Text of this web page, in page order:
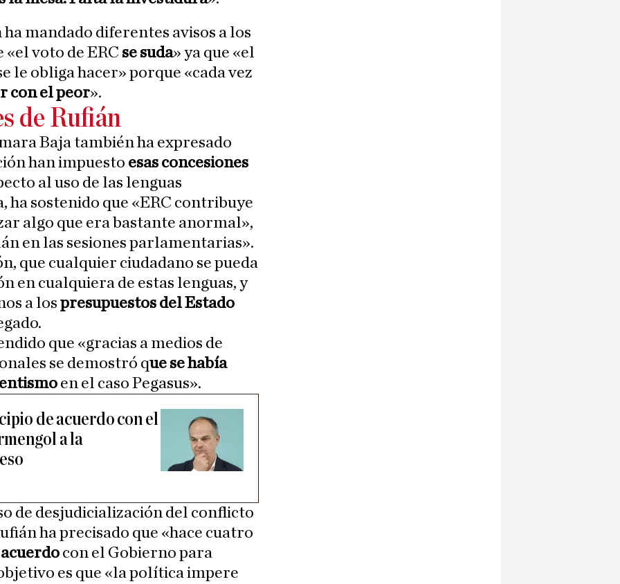
mandado diferentes avisos a los
voto de ERC se suda» ya que «el
le obliga hacer» porque «cada vez
con el peor».
de Rufián
Baja también ha expresado
han impuesto esas concesiones
al uso de las lenguas
ha sostenido que «ERC contribuye
algo que era bastante anormal»,
en las sesiones parlamentarias».
que cualquier ciudadano se pueda
en cualquiera de estas lenguas, y
a los presupuestos del Estado
que «gracias a medios de
se demostró que se había
en el caso Pegasus».
de acuerdo con el
a la
de desjudicialización del conflicto
ha precisado que «hace cuatro
con el Gobierno para
es que «la política impere